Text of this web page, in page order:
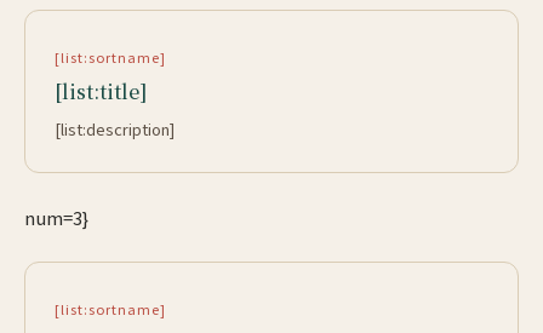
[list:sortname]
[list:title]
[list:description]
num=3}
[list:sortname]